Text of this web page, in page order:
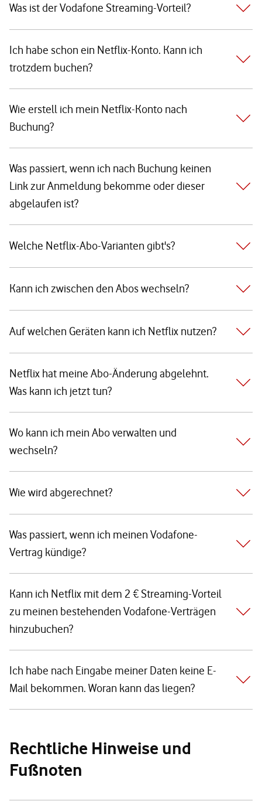
Was ist der Vodafone Streaming-Vorteil?
Ich habe schon ein Netflix-Konto. Kann ich
trotzdem buchen?
Wie erstell ich mein Netflix-Konto nach
Buchung?
Was passiert, wenn ich nach Buchung keinen
Link zur Anmeldung bekomme oder dieser
abgelaufen ist?
Welche Netflix-Abo-Varianten gibt's?
Kann ich zwischen den Abos wechseln?
Auf welchen Geräten kann ich Netflix nutzen?
Netflix hat meine Abo-Änderung abgelehnt.
Was kann ich jetzt tun?
Wo kann ich mein Abo verwalten und
wechseln?
Wie wird abgerechnet?
Was passiert, wenn ich meinen Vodafone-
Vertrag kündige?
Kann ich Netflix mit dem 2 € Streaming-Vorteil
zu meinen bestehenden Vodafone-Verträgen
hinzubuchen?
Ich habe nach Eingabe meiner Daten keine E-
Mail bekommen. Woran kann das liegen?
Rechtliche Hinweise und
Fußnoten